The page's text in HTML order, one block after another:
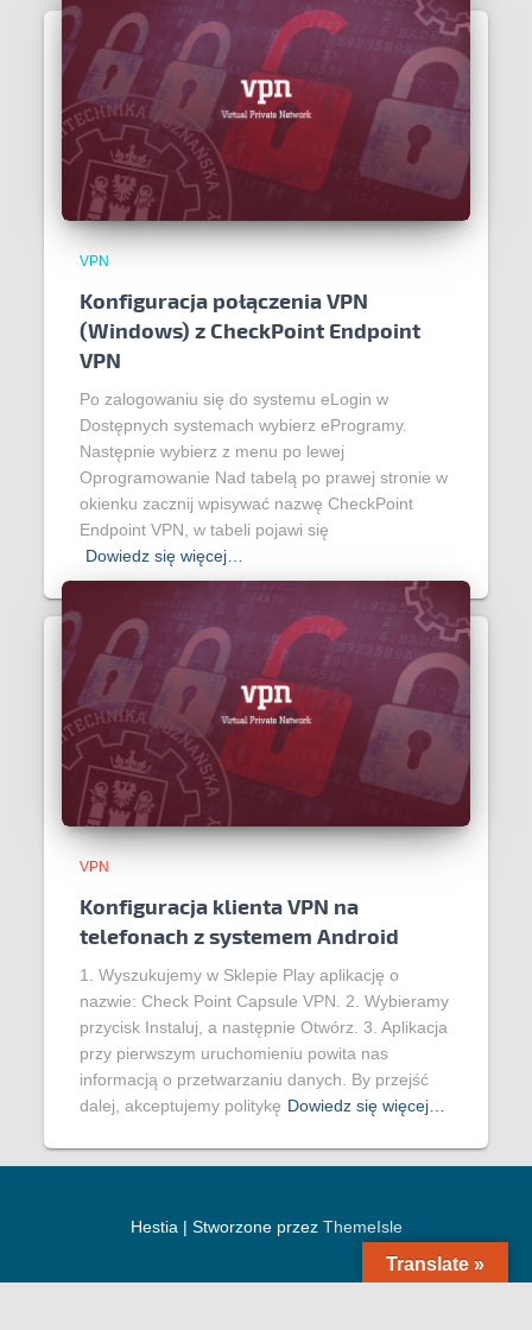
VPN
Konfiguracja połączenia VPN
(Windows) z CheckPoint Endpoint
VPN
Po zalogowaniu się do systemu eLogin w
Dostępnych systemach wybierz eProgramy.
Następnie wybierz z menu po lewej
Oprogramowanie Nad tabelą po prawej stronie w
okienku zacznij wpisywać nazwę CheckPoint
Endpoint VPN, w tabeli pojawi się
Dowiedz się więcej…
VPN
Konfiguracja klienta VPN na
telefonach z systemem Android
1. Wyszukujemy w Sklepie Play aplikację o
nazwie: Check Point Capsule VPN. 2. Wybieramy
przycisk Instaluj, a następnie Otwórz. 3. Aplikacja
przy pierwszym uruchomieniu powita nas
informacją o przetwarzaniu danych. By przejść
dalej, akceptujemy politykę Dowiedz się więcej…
Hestia | Stworzone przez ThemeIsle
Translate »